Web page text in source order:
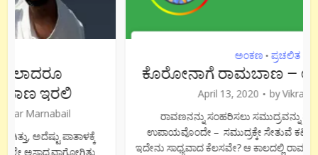
ಕೊರೋನಾಗೆ ರಾಮಬಾಣ – ಆರೋಗ್ಯ ಸೇತು !
Vikram Joshi
ರಾವಣನನ್ನು ಸಂಹರಿಸಲು ಸಮುದ್ರವನ್ನು ದಾಟಬೇಕಿತ್ತು. ಅದಕ್ಕೆ
ಉಪಾಯವೊಂದೇ – ಸಮುದ್ರಕ್ಕೇ ಸೇತುವೆ ಕಟ್ಟುವುದು. ವಿಚಾರ ಮಾಡಿ,
ಇದೇನು ಸಾಧ್ಯವಾದ ಕೆಲಸವೇ? ಆ ಕಾಲದಲ್ಲಿ ರಾಮ ಸೇತುವನ್ನು ಕಟ್ಟಲಾಯಿತು.